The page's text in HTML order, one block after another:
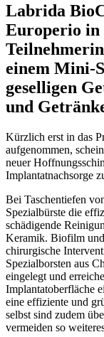
Labrida
Europerio in
einem Mini-
geselligen
und
Kürzlich erst in das
aufgenommen,
neuer
Implantatnachsorge
Bei Taschentiefen
Spezialbürste die
schädigende
Keramik. Biofilm
chirurgische
Spezialborsten aus
eingelegt und
Implantatoberfläche
eine effiziente und
selbst sind zudem
vermeiden so